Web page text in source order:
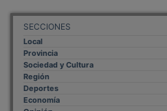
SECCIONES
Local
Provincia
Sociedad y Cultura
Región
Deportes
Economía
Opinión